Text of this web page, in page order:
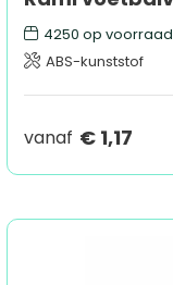
4250 op voorraad
ABS-kunststof
vanaf € 1,17